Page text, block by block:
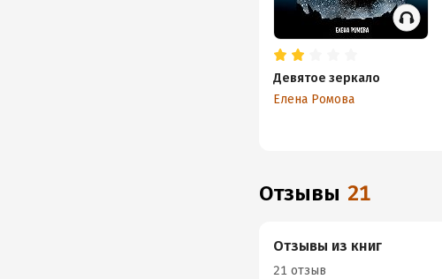
Девятое зеркало
Елена Ромова
Отзывы 21
Отзывы из книг
21 отзыв